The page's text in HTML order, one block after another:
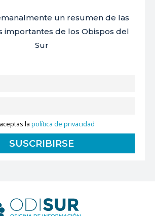
un resumen de las
importantes de los Obispos del
Sur
lapolítica de privacidad